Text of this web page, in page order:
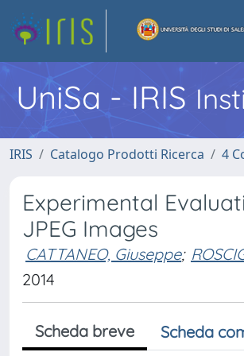
UniSa - IRIS
IRIS Catalogo Prodotti Ricerca 4
Experimental
JPEG Images
CATTANEO, Giuseppe;
2014
Scheda breve Scheda